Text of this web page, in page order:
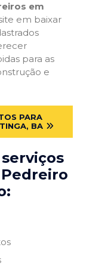
em
em baixar
para as
e
PARA
BA